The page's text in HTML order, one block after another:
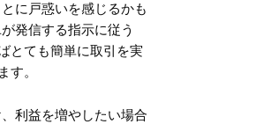
に戸惑いを感じるかも
発信する指示に従う
とても簡単に取引を実
す。
利益を増やしたい場合